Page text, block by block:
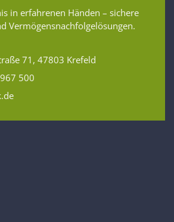
in erfahrenen Händen – sichere
Vermögensnachfolgelösungen.
71, 47803 Krefeld
500